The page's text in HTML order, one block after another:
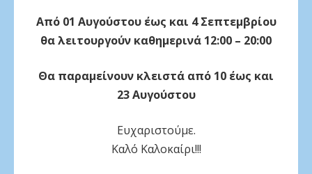
Ανάπλαση προσώπου
Ουλές και ραγάδες
Εφηλίδες - Κηλίδες σώματος - Δυσχρωμίες
Θηλώματα - Σπίλοι - Υπερκερατώσεις -
Από 01 Αυγούστου έως και 4 Σεπτεμβρίου
θα λειτουργούν καθημερινά 12:00 – 20:00
Θα παραμείνουν κλειστά από 10 έως και
23 Αυγούστου
Ευχαριστούμε.
Καλό Καλοκαίρι!!!